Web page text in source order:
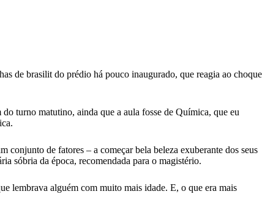
de brasilit do prédio há pouco inaugurado, que reagia ao choque
turno matutino, ainda que a aula fosse de Química, que eu
conjunto de fatores – a começar bela beleza exuberante dos seus
sóbria da época, recomendada para o magistério.
lembrava alguém com muito mais idade. E, o que era mais